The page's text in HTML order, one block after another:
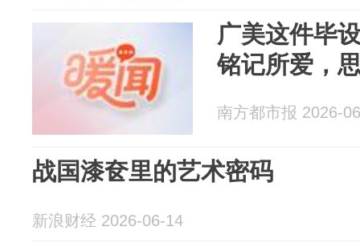
广美这件毕
铭记所爱，
南方都市报 2026-
战国漆奁里的艺术密码
新浪财经 2026-06-14